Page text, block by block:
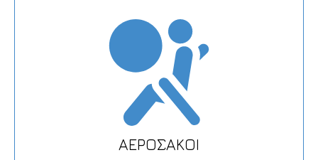
ΑΕΡΟΣΑΚΟΙ